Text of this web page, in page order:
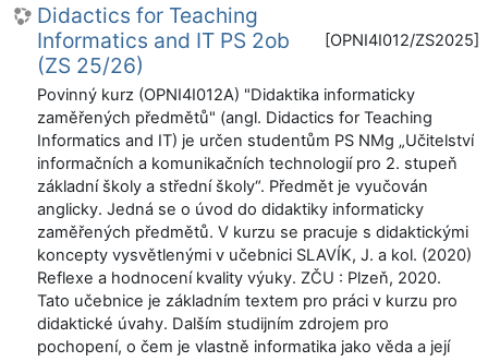
Didactics for Teaching
Informatics and IT PS 2ob
(ZS 25/26)
[OPNI4I012/ZS2025]
Povinný kurz (OPNI4I012A) "Didaktika informaticky
zaměřených předmětů" (angl. Didactics for Teaching
Informatics and IT) je určen studentům PS NMg „Učitelství
informačních a komunikačních technologií pro 2. stupeň
základní školy a střední školy“. Předmět je vyučován
anglicky. Jedná se o úvod do didaktiky informaticky
zaměřených předmětů. V kurzu se pracuje s didaktickými
koncepty vysvětlenými v učebnici SLAVÍK, J. a kol. (2020)
Reflexe a hodnocení kvality výuky. ZČU : Plzeň, 2020.
Tato učebnice je základním textem pro práci v kurzu pro
didaktické úvahy. Dalším studijním zdrojem pro
pochopení, o čem je vlastně informatika jako věda a její